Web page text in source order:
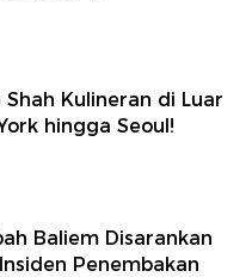
Kulineran di Luar
hingga Seoul!
Baliem Disarankan
Penembakan